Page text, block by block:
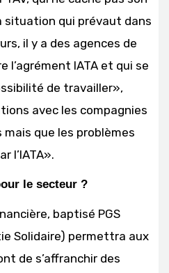
qui prévaut dans
il y a des agences de
l’agrément IATA et qui se
de travailler»,
avec les compagnies
que les problèmes
l’IATA».
le secteur ?
baptisé PGS
Solidaire) permettra aux
de s’affranchir des